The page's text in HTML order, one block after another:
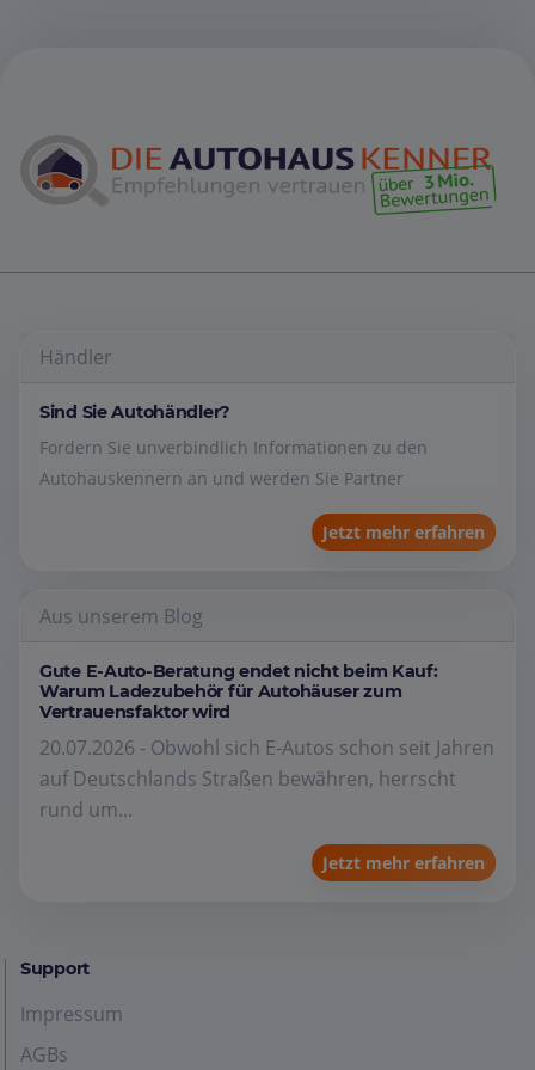
Händler
Sind Sie Autohändler?
Fordern Sie unverbindlich Informationen zu den
Autohauskennern an und werden Sie Partner
Jetzt mehr erfahren
Aus unserem Blog
Gute E-Auto-Beratung endet nicht beim Kauf:
Warum Ladezubehör für Autohäuser zum
Vertrauensfaktor wird
20.07.2026 - Obwohl sich E-Autos schon seit Jahren
auf Deutschlands Straßen bewähren, herrscht
rund um...
Jetzt mehr erfahren
Support
Impressum
AGBs